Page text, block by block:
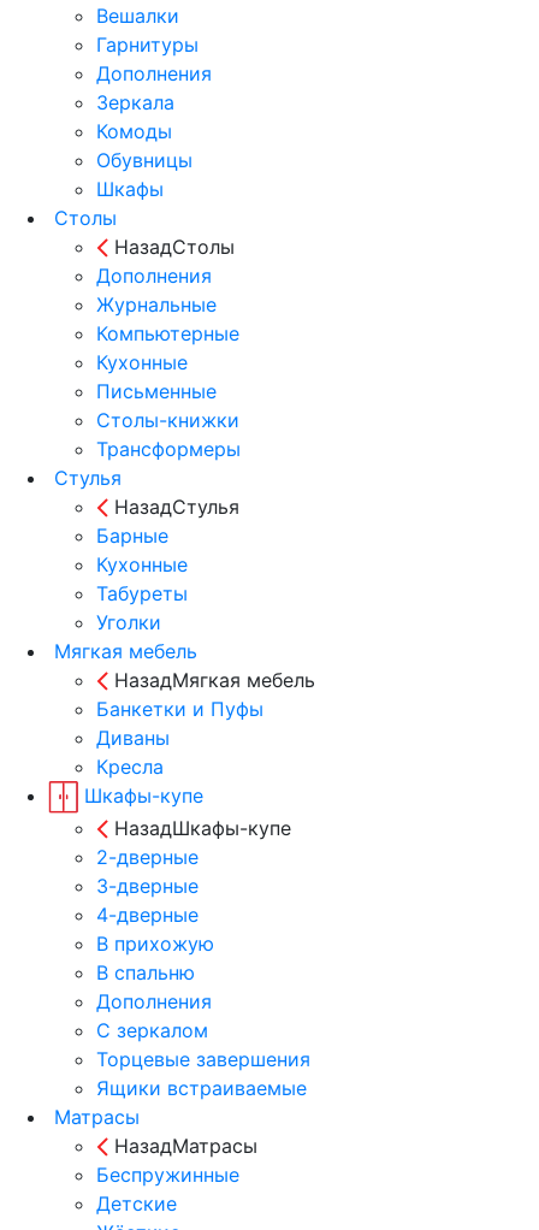
Вешалки
Гарнитуры
Дополнения
Зеркала
Комоды
Обувницы
Шкафы
Столы
НазадСтолы
Дополнения
Журнальные
Компьютерные
Кухонные
Письменные
Столы-книжки
Трансформеры
Стулья
НазадСтулья
Барные
Кухонные
Табуреты
Уголки
Мягкая мебель
НазадМягкая мебель
Банкетки и Пуфы
Диваны
Кресла
Шкафы-купе
НазадШкафы-купе
2-дверные
3-дверные
4-дверные
В прихожую
В спальню
Дополнения
С зеркалом
Торцевые завершения
Ящики встраиваемые
Матрасы
НазадМатрасы
Беспружинные
Детские